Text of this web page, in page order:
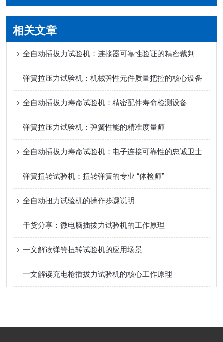
相关文章
全自动插拔力试验机：连接器可靠性验证的精密裁判
弹簧拉压力试验机：机械弹性元件质量把控的核心设备
全自动插拔力寿命试验机：精密配件寿命检测设备
弹簧拉压力试验机：弹簧性能的精准度量师
全自动插拔力寿命试验机：电子连接可靠性的忠诚卫士
弹簧扭转试验机：扭转弹簧的专业 “体检师”
全自动扭力试验机的操作步骤说明
干货分享：微电脑插拔力试验机的工作原理
一文解读弹簧扭转试验机的应用场景
一文解读充电枪插拔力试验机的核心工作原理